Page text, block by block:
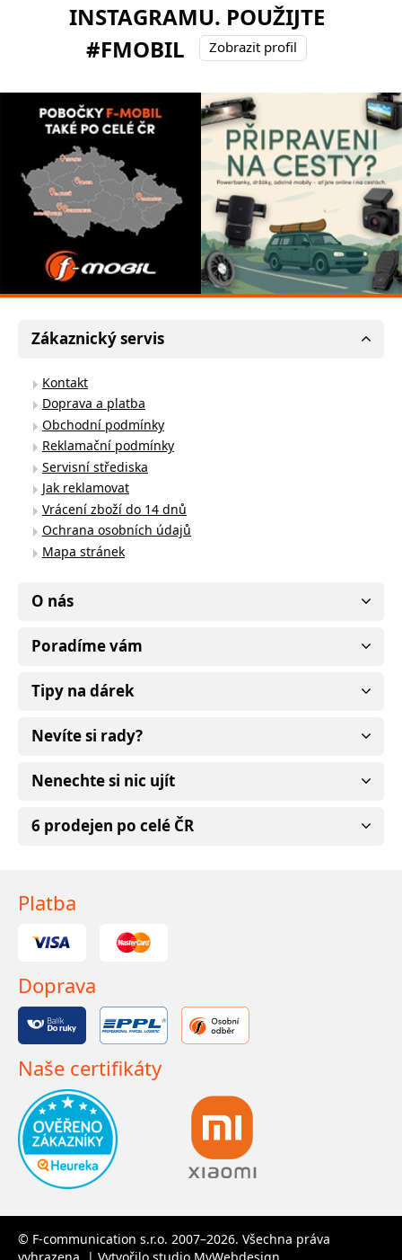
INSTAGRAMU. POUŽIJTE
#FMOBIL
Zobrazit profil
Zákaznický servis
Kontakt
Doprava a platba
Obchodní podmínky
Reklamační podmínky
Servisní střediska
Jak reklamovat
Vrácení zboží do 14 dnů
Ochrana osobních údajů
Mapa stránek
O nás
Poradíme vám
Tipy na dárek
Nevíte si rady?
Nenechte si nic ujít
6 prodejen po celé ČR
Platba
Doprava
Naše certifikáty
© F-communication s.r.o. 2007–2026. Všechna práva
vyhrazena. | Vytvořilo studio MyWebdesign